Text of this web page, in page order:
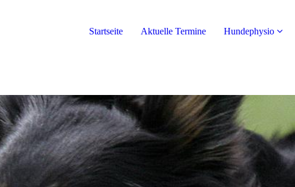
Startseite Aktuelle Termine Hundephysio